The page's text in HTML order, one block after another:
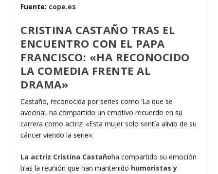
Fuente: cope.es
CRISTINA CASTAÑO TRAS EL
ENCUENTRO CON EL PAPA
FRANCISCO: «HA RECONOCIDO
LA COMEDIA FRENTE AL
DRAMA»
Castaño, reconocida por series como ‘La que se
avecina’, ha compartido un emotivo recuerdo en su
carrera como actriz: «Esta mujer solo sentía alivio de su
cáncer viendo la serie».
La actriz Cristina Castañoha compartido su emoción
tras la reunión que han mantenido humoristas y